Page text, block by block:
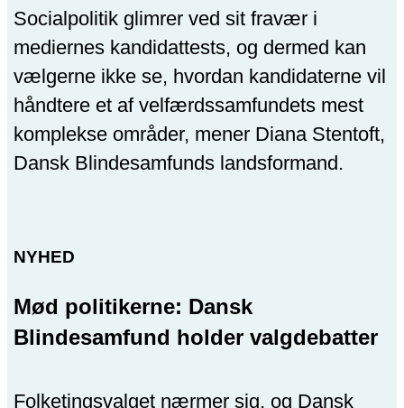
Socialpolitik glimrer ved sit fravær i
mediernes kandidattests, og dermed kan
vælgerne ikke se, hvordan kandidaterne vil
håndtere et af velfærdssamfundets mest
komplekse områder, mener Diana Stentoft,
Dansk Blindesamfunds landsformand.
NYHED
Mød politikerne: Dansk
Blindesamfund holder valgdebatter
Folketingsvalget nærmer sig, og Dansk